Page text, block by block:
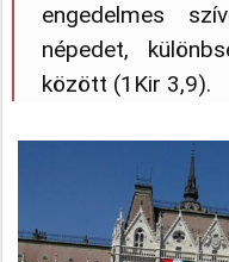
engedelmes
népedet,
között (1Kir 3,9).